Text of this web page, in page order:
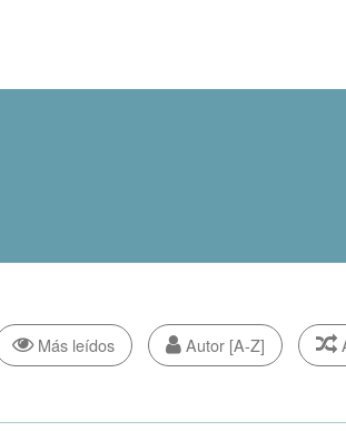
Más leídos Autor [A-Z]